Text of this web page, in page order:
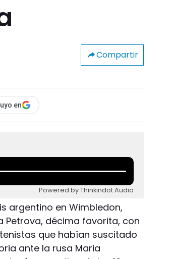
Compartir
en
Powered by Thinkindot Audio
argentino en Wimbledon,
Petrova, décima favorita, con
que habían suscitado
ante la rusa Maria